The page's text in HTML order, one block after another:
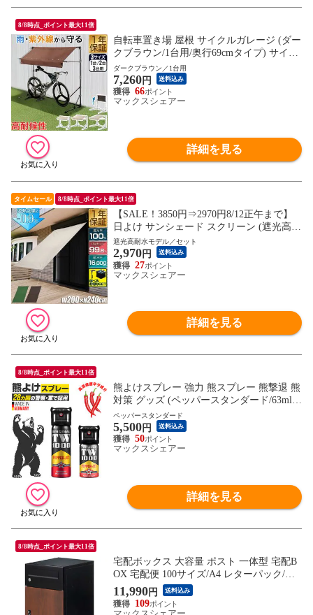
8/8時点_ポイント最大11倍
自転車置き場 屋根 サイクルガレージ (ダー
クブラウン/1台用/奥行69cmタイプ) サイク
ルパーキング 折りたたみ 日よけ 雨よけ オ
ーニング UVカット 耐水 高耐久 400D カバ
ー 家庭用 DIY 駐輪場 庭 ベランダ 自転車
バイク サイクルポート 送料無料
ダークブラウン／1台用
7,260円 送料込み
66
マックスシェアー
詳細を見る
タイムセール 8/8時点_ポイント最大11倍
【SALE！3850円⇒2970円8/12正午まで】
日よけ サンシェード スクリーン (遮光高耐
水モデル/ライトベージュ/日よけ本体のみ)
幅200×丈240cm 大型 日よけスクリーン オ
ーニング タープ よしず すだれ シェード
日除け 紫外線 UVカット 撥水 耐水 送料無
遮光高耐水モデル／セット
2,970円 送料込み
27
マックスシェアー
詳細を見る
8/8時点_ポイント最大11倍
熊よけスプレー 強力 熊スプレー 熊撃退 熊
対策 グッズ (ペッパースタンダード/63ml)
忌避剤 護身用 ペッパースプレー 唐辛子成
分 40ml 63ml ペッパーマン ペッパースタン
ダード ドイツ製 コンパクト 携帯用 登山
アウトドア キャンプ 釣り 熊除け TW-1000
ペッパースタンダード
5,500円 送料込み
50
マックスシェアー
詳細を見る
8/8時点_ポイント最大11倍
宅配ボックス 大容量 ポスト 一体型 宅配B
OX 宅配便 100サイズ/A4 レターパック/メ
ール対応 鍵付き ダイヤル錠 宅配ポスト 戸
建て用 屋外 おしゃれ 木目 防水 置き配 盗
難防止 スリム 幅35cm 大型 後付け 工事不
11,990円 送料込み
109